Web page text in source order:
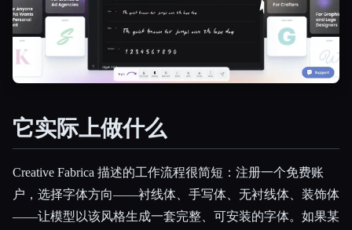
它实际上做什么
Creative Fabrica 描述的工作流程很简短：注册一个免费账
户，选择字体方向——衬线体、手写体、无衬线体、装饰体
——让模型以该风格生成一套完整、可安装的字体。如果某